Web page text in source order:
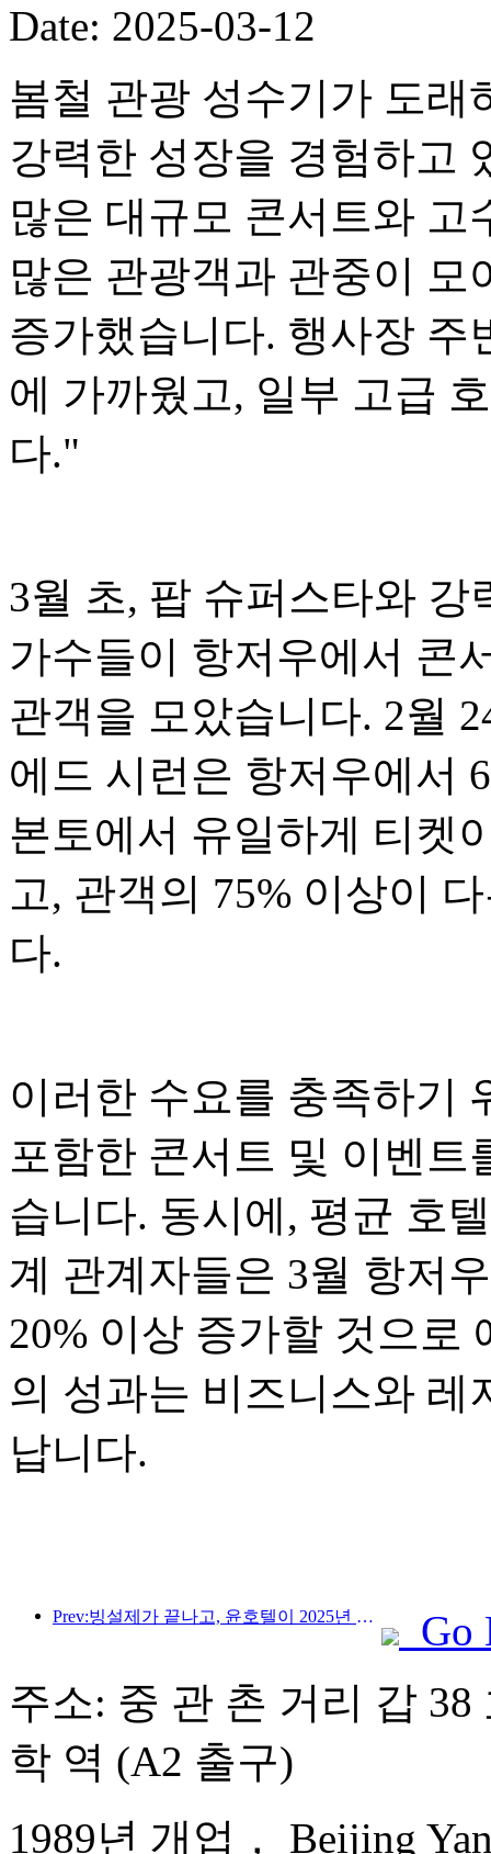
Date: 2025-03-12
봄철 관광 성수기가 도래
강력한 성장을 경험하고
많은 대규모 콘서트와
많은 관광객과 관중이 모
증가했습니다. 행사장 주
에 가까웠고, 일부 고급
다."
3월 초, 팝 슈퍼스타와
가수들이 항저우에서 콘
관객을 모았습니다. 2월
에드 시런은 항저우에서
본토에서 유일하게 티켓
고, 관객의 75% 이상이
다.
이러한 수요를 충족하기
포함한 콘서트 및 이벤
습니다. 동시에, 평균 호
계 관계자들은 3월 항저
20% 이상 증가할 것으로
의 성과는 비즈니스와 레
납니다.
Prev:빙설제가 끝나고, 윤호텔이 2025년 첫 '부'의 물결을 가져갔다
Go
주소: 중 관 촌 거리 갑
학 역 (A2 출구)
1989년 개업， Beijing